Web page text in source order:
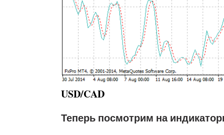
USD/CAD
Теперь посмотрим на